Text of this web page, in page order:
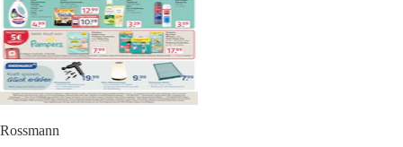
Rossmann